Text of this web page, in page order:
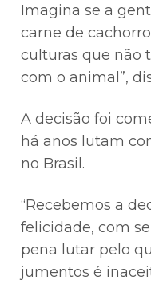
Imagina se a
carne de
culturas que não
com o animal”,
A decisão foi
há anos lutam
no Brasil.
“Recebemos a
felicidade, com
pena lutar pelo
jumentos é